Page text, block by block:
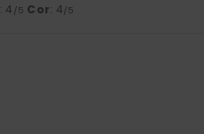
: 4 /5 Cor: 4/5